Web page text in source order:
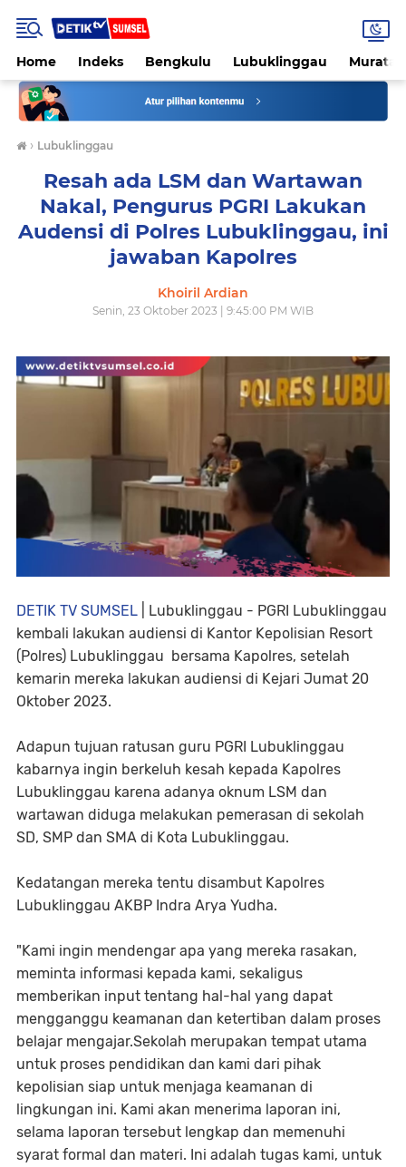
Home Indeks Bengkulu Lubuklinggau
› Lubuklinggau
Resah ada LSM dan Wartawan
Nakal, Pengurus PGRI Lakukan
Audensi di Polres Lubuklinggau, ini
jawaban Kapolres
Khoiril Ardian
Senin, 23 Oktober 2023 | 9:45:00 PM WIB
DETIK TV SUMSEL | Lubuklinggau - PGRI Lubuklinggau
kembali lakukan audiensi di Kantor Kepolisian Resort
(Polres) Lubuklinggau bersama Kapolres, setelah
kemarin mereka lakukan audiensi di Kejari Jumat 20
Oktober 2023.
Adapun tujuan ratusan guru PGRI Lubuklinggau
kabarnya ingin berkeluh kesah kepada Kapolres
Lubuklinggau karena adanya oknum LSM dan
wartawan diduga melakukan pemerasan di sekolah
SD, SMP dan SMA di Kota Lubuklinggau.
Kedatangan mereka tentu disambut Kapolres
Lubuklinggau AKBP Indra Arya Yudha.
"Kami ingin mendengar apa yang mereka rasakan,
meminta informasi kepada kami, sekaligus
memberikan input tentang hal-hal yang dapat
mengganggu keamanan dan ketertiban dalam proses
belajar mengajar.Sekolah merupakan tempat utama
untuk proses pendidikan dan kami dari pihak
kepolisian siap untuk menjaga keamanan di
lingkungan ini. Kami akan menerima laporan ini,
selama laporan tersebut lengkap dan memenuhi
syarat formal dan materi. Ini adalah tugas kami, untuk